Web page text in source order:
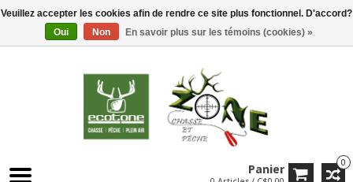
0
Panier
Veuillez accepter les cookies afin de rendre ce site plus fonctionnel. D'accord?
Oui
Non En savoir plus sur les témoins (cookies) »